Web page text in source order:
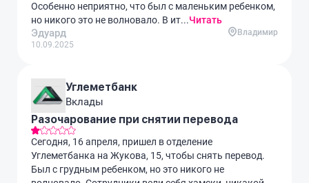
Особенно неприятно, что был с маленьким ребенком,
но никого это не волновало. В ит...Читать
Эдуард
10.09.2025
Владимир
Углеметбанк
Вклады
Разочарование при снятии перевода
Сегодня, 16 апреля, пришел в отделение
Углеметбанка на Жукова, 15, чтобы снять перевод.
Был с грудным ребенком, но это никого не